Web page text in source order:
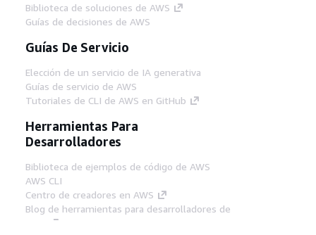
Biblioteca de soluciones de AWS
Guías de decisiones de AWS
Guías De Servicio
Elección de un servicio de IA generativa
Guías de servicio de AWS
Tutoriales de CLI de AWS en GitHub
Herramientas Para
Desarrolladores
Biblioteca de ejemplos de código de AWS
AWS CLI
Centro de creadores en AWS
Blog de herramientas para desarrolladores de